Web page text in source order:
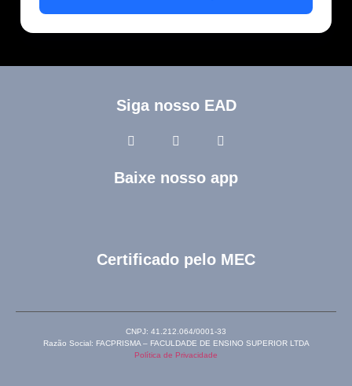
Siga nosso EAD
Baixe nosso app
Certificado pelo MEC
CNPJ: 41.212.064/0001-33
Razão Social: FACPRISMA – FACULDADE DE ENSINO SUPERIOR LTDA
Política de Privacidade